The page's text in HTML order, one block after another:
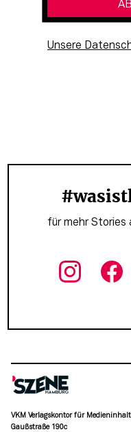
Unsere
für mehr Stories
VKM Verlagskontor für
Gaußstraße 190c